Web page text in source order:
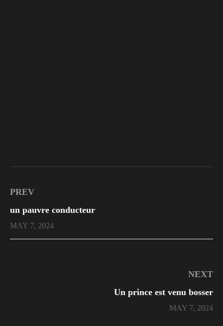
PREV
un pauvre conducteur
MAY 7, 2024
NEXT
Un prince est venu bosser
MAY 7, 2024